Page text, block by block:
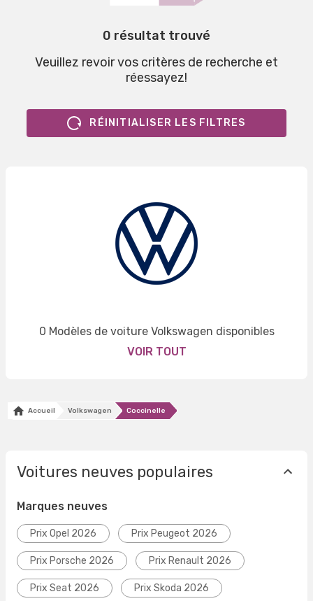
0 résultat trouvé
Veuillez revoir vos critères de recherche et
réessayez!
RÉINITIALISER LES FILTRES
0 Modèles de voiture Volkswagen disponibles
VOIR TOUT
Accueil Volkswagen Coccinelle
Voitures neuves populaires
Marques neuves
Prix Opel 2026 Prix Peugeot 2026
Prix Porsche 2026 Prix Renault 2026
Prix Seat 2026 Prix Skoda 2026